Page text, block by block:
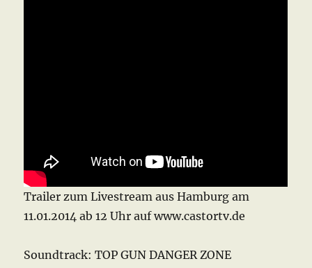
Trailer zum Livestream aus Hamburg am
11.01.2014 ab 12 Uhr auf www.castortv.de
Soundtrack: TOP GUN DANGER ZONE